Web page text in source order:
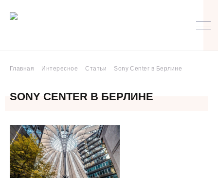
Главная Интересное Статьи Sony Center в Берлине
SONY CENTER В БЕРЛИНЕ